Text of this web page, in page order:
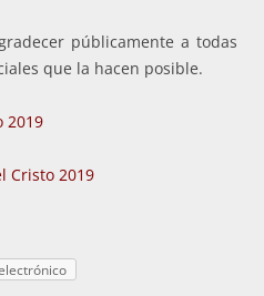
públicamente a todas
que la hacen posible.
2019
Cristo 2019